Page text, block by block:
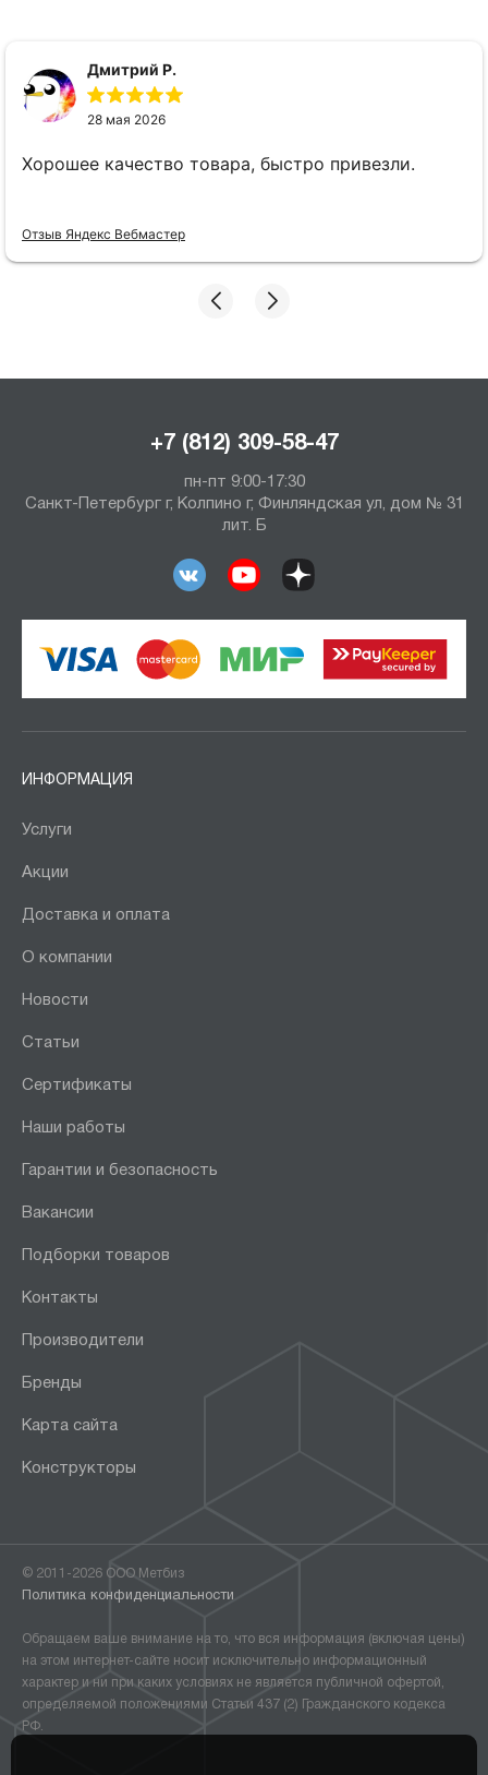
Дмитрий Р.
28 мая 2026
Хорошее качество товара, быстро привезли.
Отзыв Яндекс Вебмастер
+7 (812) 309-58-47
пн-пт 9:00-17:30
Санкт-Петербург г, Колпино г, Финляндская ул, дом № 31
лит. Б
ИНФОРМАЦИЯ
Услуги
Акции
Доставка и оплата
О компании
Новости
Статьи
Сертификаты
Наши работы
Гарантии и безопасность
Вакансии
Подборки товаров
Контакты
Производители
Бренды
Карта сайта
Конструкторы
© 2011-2026 ООО Метбиз
Политика конфиденциальности
Обращаем ваше внимание на то, что вся информация (включая цены)
на этом интернет-сайте носит исключительно информационный
характер и ни при каких условиях не является публичной офертой,
определяемой положениями Статьи 437 (2) Гражданского кодекса
РФ.